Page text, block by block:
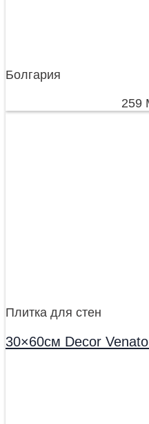
Болгария
259
Плитка для стен
30×60см Decor